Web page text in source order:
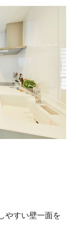
やすい壁一面を